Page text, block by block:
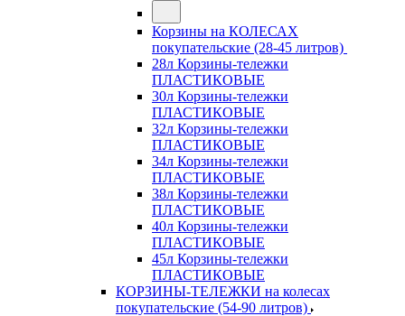
Корзины на КОЛЕСАХ
покупательские (28-45 литров)
28л Корзины-тележки
ПЛАСТИКОВЫЕ
30л Корзины-тележки
ПЛАСТИКОВЫЕ
32л Корзины-тележки
ПЛАСТИКОВЫЕ
34л Корзины-тележки
ПЛАСТИКОВЫЕ
38л Корзины-тележки
ПЛАСТИКОВЫЕ
40л Корзины-тележки
ПЛАСТИКОВЫЕ
45л Корзины-тележки
ПЛАСТИКОВЫЕ
КОРЗИНЫ-ТЕЛЕЖКИ на колесах
покупательские (54-90 литров)